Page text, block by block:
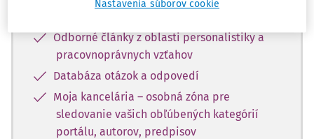
vybranému obsahu:
Odborné články z oblasti personalistiky a
pracovnoprávnych vzťahov
Databáza otázok a odpovedí
Moja kancelária – osobná zóna pre
sledovanie vašich obľúbených kategórií
portálu, autorov, predpisov
Nastavenia súborov cookie